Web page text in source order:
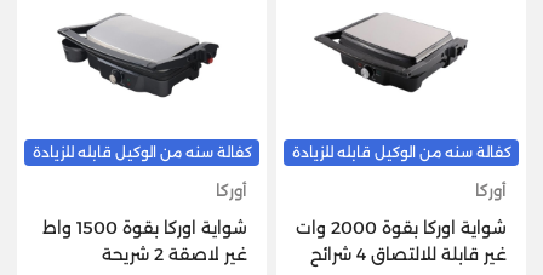
كفالة سنه من الوكيل قابله للزيادة
أوركا
شواية اوركا بقوة 2000 وات
غير قابلة للالتصاق 4 شرائح
كفالة سنه من الوكيل قابله للزيادة
أوركا
شواية اوركا بقوة 1500 واط
غير لاصقة 2 شريحة